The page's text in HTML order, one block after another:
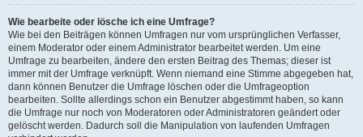
Wie bearbeite oder lösche ich eine Umfrage?
Wie bei den Beiträgen können Umfragen nur vom ursprünglichen Verfasser,
einem Moderator oder einem Administrator bearbeitet werden. Um eine
Umfrage zu bearbeiten, ändere den ersten Beitrag des Themas; dieser ist
immer mit der Umfrage verknüpft. Wenn niemand eine Stimme abgegeben hat,
dann können Benutzer die Umfrage löschen oder die Umfrageoption
bearbeiten. Sollte allerdings schon ein Benutzer abgestimmt haben, so kann
die Umfrage nur noch von Moderatoren oder Administratoren geändert oder
gelöscht werden. Dadurch soll die Manipulation von laufenden Umfragen